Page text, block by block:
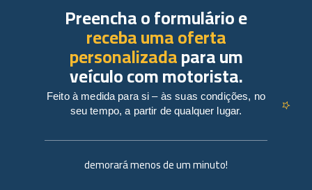
demorará menos de um minuto!
Preencha o formulário e
receba uma oferta
personalizadapara um
veículo com motorista.
Feito à medida para si – às suas condições, no
seu tempo, a partir de qualquer lugar.